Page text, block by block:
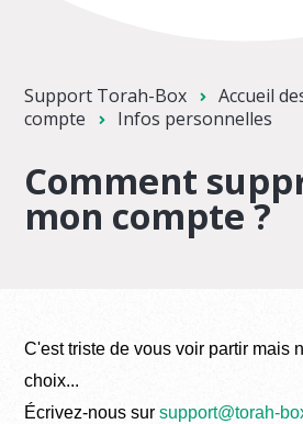
Support Torah-Box Accueil
compte
Infos personnelles
Comment
mon compte ?
C'est triste de vous voir partir mais
choix...
Écrivez-nous sursupport@torah-